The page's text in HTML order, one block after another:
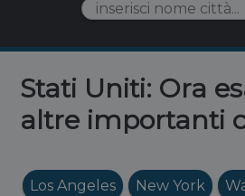
Stati Uniti: Ora
altre importanti
Los Angeles New York